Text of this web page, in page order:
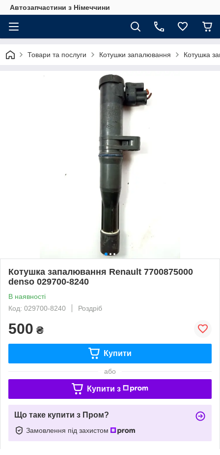
Автозапчастини з Німеччини
Товари та послуги Котушки запалювання Котушка
Котушка запалювання Renault 7700875000
denso 029700-8240
В наявності
Код: 029700-8240
Роздріб
500 ₴
Купити
або
Купити з
Що таке купити з Пром?
Замовлення під захистом